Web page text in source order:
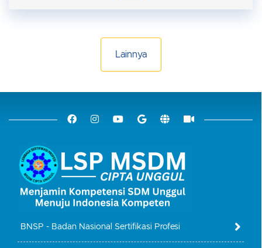
Lainnya
BNSP - Badan Nasional Sertifikasi Profesi